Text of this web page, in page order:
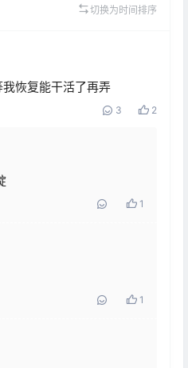
切换为时间排序
恢复能干活了再弄
3 2
1
1